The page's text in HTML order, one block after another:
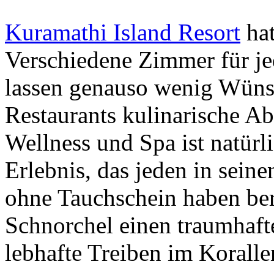
Kuramathi Island Resort
Verschiedene Zimmer für
lassen genauso wenig
Restaurants kulinarische
Wellness und Spa ist
Erlebnis, das jeden in
ohne Tauchschein haben
Schnorchel einen
lebhafte Treiben im